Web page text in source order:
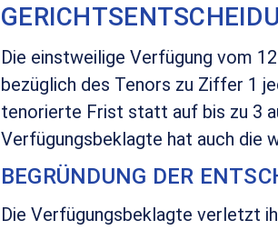
Die einstweilige Verfügung vom
bezüglich des Tenors zu Ziffer 1
tenorierte Frist statt auf bis zu 3
Verfügungsbeklagte hat auch die
BEGRÜNDUNG DER
Die Verfügungsbeklagte verletzt